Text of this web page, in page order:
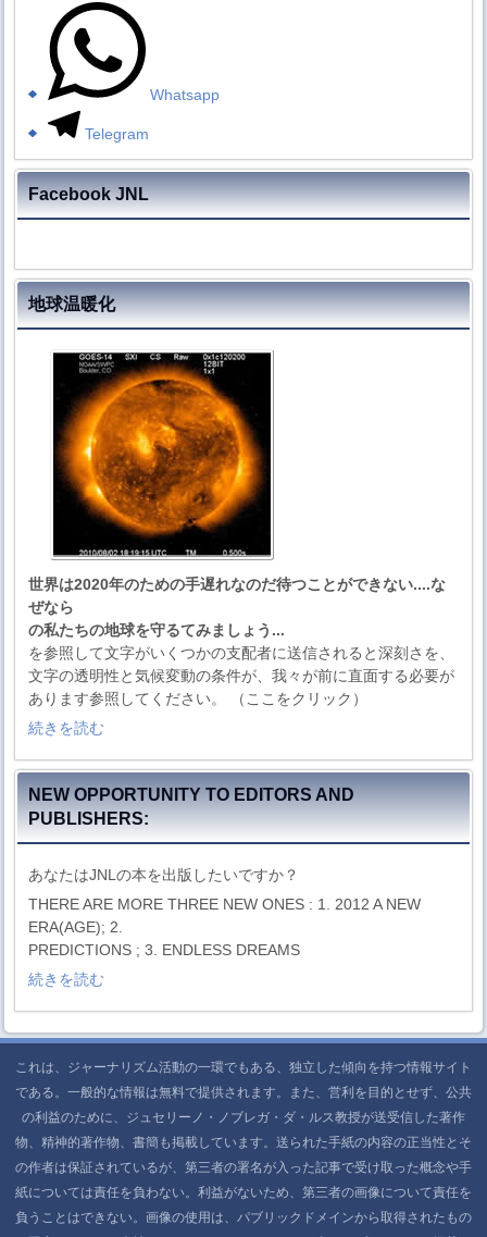
Whatsapp
Telegram
Facebook JNL
地球温暖化
世界は2020年のための手遅れなのだ待つことができない....な
ぜなら
の私たちの地球を守るてみましょう...
を参照して文字がいくつかの支配者に送信されると深刻さを、
文字の透明性と気候変動の条件が、我々が前に直面する必要が
あります参照してください。 （ここをクリック）
続きを読む
NEW OPPORTUNITY TO EDITORS AND
PUBLISHERS:
あなたはJNLの本を出版したいですか？
THERE ARE MORE THREE NEW ONES : 1. 2012 A NEW
ERA(AGE); 2.
PREDICTIONS ; 3. ENDLESS DREAMS
続きを読む
これは、ジャーナリズム活動の一環でもある、独立した傾向を持つ情報サイト
である。一般的な情報は無料で提供されます。また、営利を目的とせず、公共
の利益のために、ジュセリーノ・ノブレガ・ダ・ルス教授が送受信した著作
物、精神的著作物、書簡も掲載しています。送られた手紙の内容の正当性とそ
の作者は保証されているが、第三者の署名が入った記事で受け取った概念や手
紙については責任を負わない。利益がないため、第三者の画像について責任を
負うことはできない。画像の使用は、パブリックドメインから取得されたもの